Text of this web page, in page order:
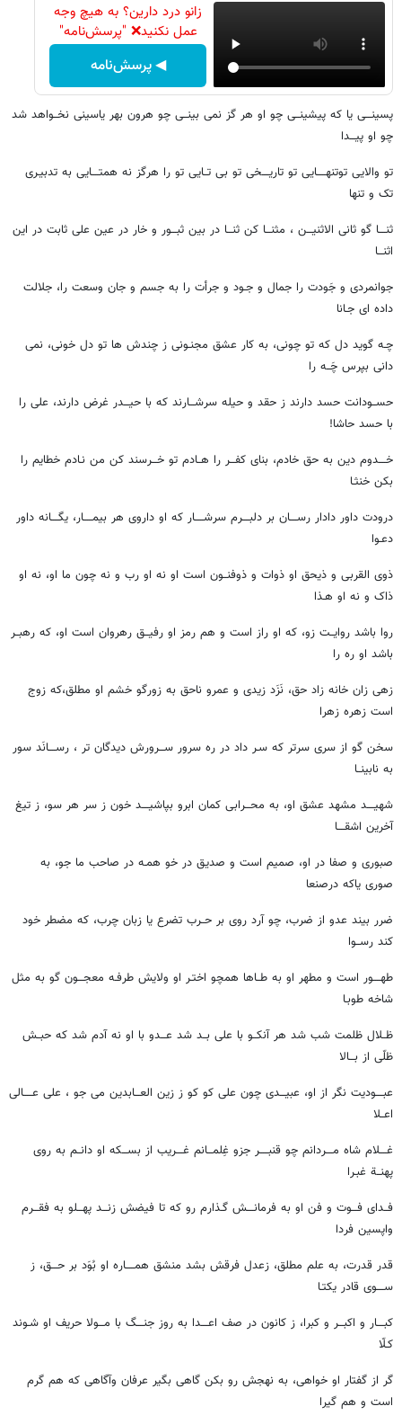
زانو درد دارین؟ به هیچ وجه
عمل نکنید❌ "پرسش‌نامه"
◀ پرسش‌نامه
پسینـــی یا که پیشینــی چو او هر گز نمی بینــی چو هرون بهر یاسینی نخــواهد شد
چو او پیـــدا
تو والایی توتنهـــــایی تو تاریــــخی تو بی تــایی تو را هرگز نه همتــــایی به تدبیـری
تک و تنها
ثنــــا گو ثانی الاثنیـــن ، مثنـــا کن ثنـــا در بین ثبـــور و خار در عین علی ثابت در این
اثنـــا
جوانمردی و جَودت را جمال و جـود و جرأت را به جسم و جان وسعت را، جلالت
داده ای جـانا
چـه گوید دل که تو چونی، به کار عشق مجنـونی ز چندش ها تو دل خونی، نمی
دانی بپرس چَــه را
حســودانت حسد دارند ز حقد و حیله سرشـــارند که با حیـــدر غرض دارند، علی را
با حسد حاشا!
خــــدوم دین به حق خادم، بنای کفـــر را هــادم تو خـــرسند کن من نـادم خطایم را
بکن خنثـا
درودت داور دادار رســــان بر دلبــــرم سرشـــــار که او داروی هر بیمـــــار، یگــــانه داور
دعـوا
ذوی القربی و ذیحق او ذوات و ذوفنــون است او نه او رب و نه چون ما او، نه او
ذاک و نه او هـذا
روا باشد روایــت زو، که او راز است و هم رمز او رفیــق رهروان است او، که رهبــر
باشد او ره را
زهی زان خانه زاد حق، نَزَد زیدی و عمرو ناحق به زورگو خشم او مطلق،که زوج
است زهره زهرا
سخن گو از سری سرتر که سـر داد در ره سرور ســـرورش دیدگان تر ، رســــانَد سور
به نابینــا
شهیــــد مشهد عشق او، به محـــرابی کمان ابرو بپاشیــــد خون ز سر هر سو، ز تیغ
آخرین اشقــــا
صبوری و صفا در او، صمیم است و صدیق در خو همـه در صاحب ما جو، به
صوری یاکه درصنعا
ضرر بیند عدو از ضرب، چو آرد روی بر حــرب تضرع یا زبان چرب، که مضطر خود
کند رســوا
طهــــور است و مطهر او به طــاها همچو اختـر او ولایش طرفـه معجـــون گو به مثل
شاخه طوبـا
ظــلال ظلمت شب شد هر آنکــو با علی بــد شد عـــدو با او نه آدم شد که حبــش
ظلّی از بـــالا
عبــــودیت نگر از او، عبیـــدی چون علی کو کو ز زین العـــابدین می جو ، علی عـــــالی
اعــلا
غــــلام شاه مــــردانم چو قنبـــــر جزو غِلمـــانم غــــریب از بســـکه او دانــم به روی
پهنــة غبـرا
فــدای فـــوت و فن او به فرمانــــش گـذارم رو که تا فیضش زنـــد پهـــلو به فقـــرم
واپسین فردا
قدر قدرت، به علم مطلق، زعدل فرقش بشد منشق همـــــاره او بُوَد بر حـــق، ز
ســــوی قادر یکتـا
کبــــار و اکبـــر و کبرا، ز کانون در صف اعــــدا به روز جنــــگ با مـــولا حریف او شـوند
کـلّا
گر از گفتار او خواهی، به نهجش رو بکن گاهی بگیر عرفان وآگاهی که هم گرم
است و هم گیرا